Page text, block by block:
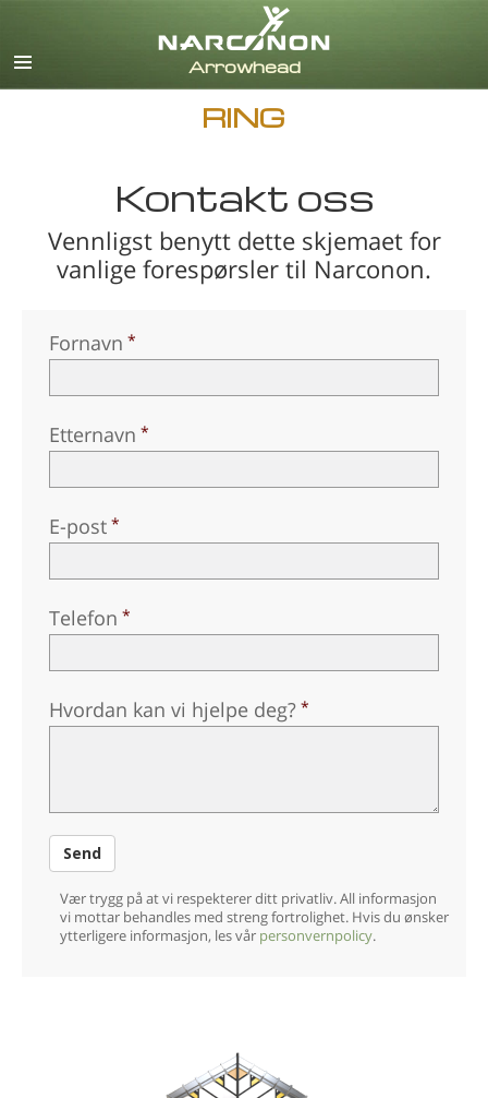
Tysk
Hebraisk
Magyar
Italiensk
Norsk
Português
Svensk
Kinesisk
Arabisk
Ukrainsk
Tyrkisk
RING
Kontakt oss
Vennligst benytt dette skjemaet for
vanlige forespørsler til Narconon.
Fornavn
Etternavn
E-post
Telefon
Hvordan kan vi hjelpe deg?
Send
Vær trygg på at vi respekterer ditt privatliv. All informasjon
vi mottar behandles med streng fortrolighet. Hvis du ønsker
ytterligere informasjon, les vår personvernpolicy.